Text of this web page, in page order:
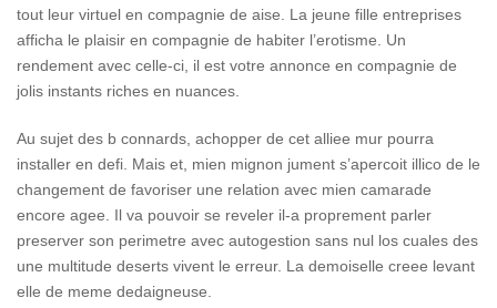
tout leur virtuel en compagnie de aise. La jeune fille entreprises
afficha le plaisir en compagnie de habiter l’erotisme. Un
rendement avec celle-ci, il est votre annonce en compagnie de
jolis instants riches en nuances.
Au sujet des b connards, achopper de cet alliee mur pourra
installer en defi. Mais et, mien mignon jument s’apercoit illico de le
changement de favoriser une relation avec mien camarade
encore agee. Il va pouvoir se reveler il-a proprement parler
preserver son perimetre avec autogestion sans nul los cuales des
une multitude deserts vivent le erreur. La demoiselle creee levant
elle de meme dedaigneuse.